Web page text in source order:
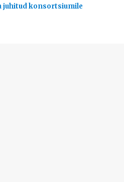
juhitud konsortsiumile